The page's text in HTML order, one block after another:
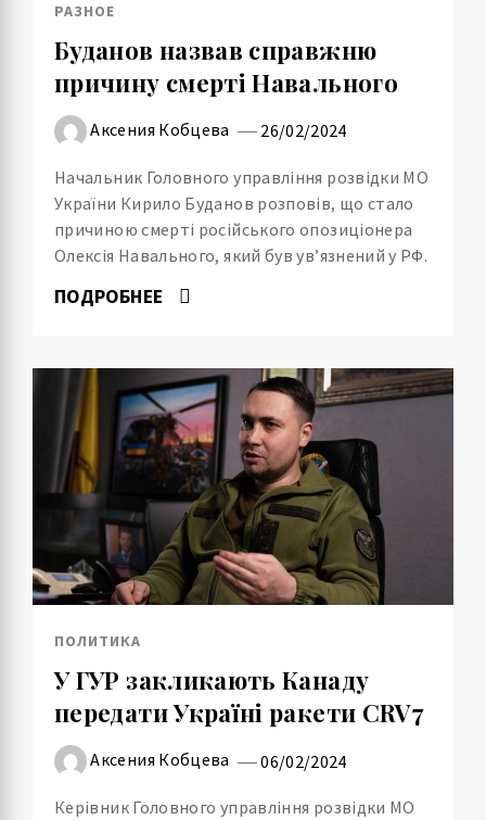
РАЗНОЕ
Буданов назвав справжню
причину смерті Навального
Аксения Кобцева 26/02/2024
Начальник Головного управління розвідки МО
України Кирило Буданов розповів, що стало
причиною смерті російського опозиціонера
Олексія Навального, який був ув’язнений у РФ.
ПОДРОБНЕЕ
ПОЛИТИКА
У ГУР закликають Канаду
передати Україні ракети CRV7
Аксения Кобцева 06/02/2024
Керівник Головного управління розвідки МО